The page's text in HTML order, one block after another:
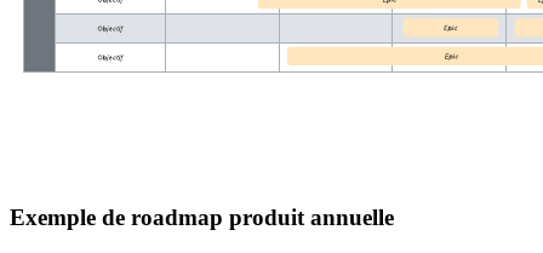
Exemple de roadmap produit annuelle